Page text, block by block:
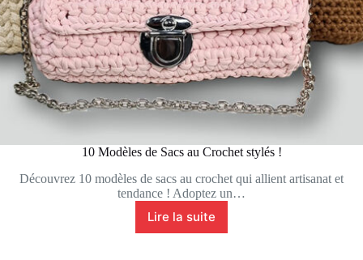
10 Modèles de Sacs au Crochet stylés !
Découvrez 10 modèles de sacs au crochet qui allient artisanat et
tendance ! Adoptez un…
Lire la suite
10